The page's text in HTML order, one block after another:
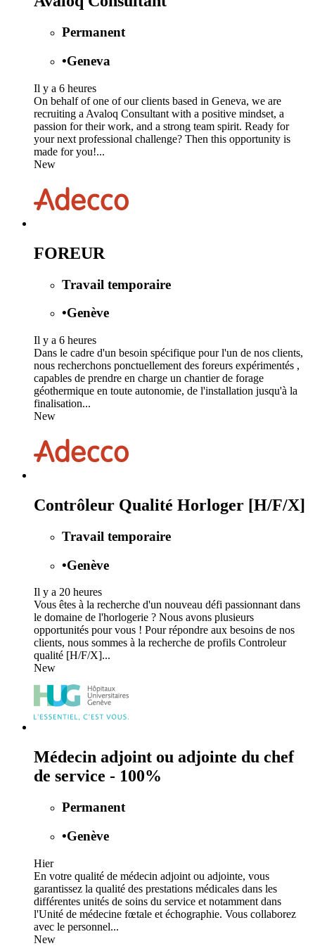
Permanent
•Geneva
Il y a 6 heures
On behalf of one of our clients based in Geneva, we are
recruiting a Avaloq Consultant with a positive mindset, a
passion for their work, and a strong team spirit. Ready for
your next professional challenge? Then this opportunity is
made for you!...
New
FOREUR
Travail temporaire
•Genève
Il y a 6 heures
Dans le cadre d'un besoin spécifique pour l'un de nos clients,
nous recherchons ponctuellement des foreurs expérimentés ,
capables de prendre en charge un chantier de forage
géothermique en toute autonomie, de l'installation jusqu'à la
finalisation...
New
Contrôleur Qualité Horloger [H/F/X]
Travail temporaire
•Genève
Il y a 20 heures
Vous êtes à la recherche d'un nouveau défi passionnant dans
le domaine de l'horlogerie ? Nous avons plusieurs
opportunités pour vous ! Pour répondre aux besoins de nos
clients, nous sommes à la recherche de profils Controleur
qualité [H/F/X]...
New
Médecin adjoint ou adjointe du chef
de service - 100%
Permanent
•Genève
Hier
En votre qualité de médecin adjoint ou adjointe, vous
garantissez la qualité des prestations médicales dans les
différentes unités de soins du service et notamment dans
l'Unité de médecine fœtale et échographie. Vous collaborez
avec le personnel...
New